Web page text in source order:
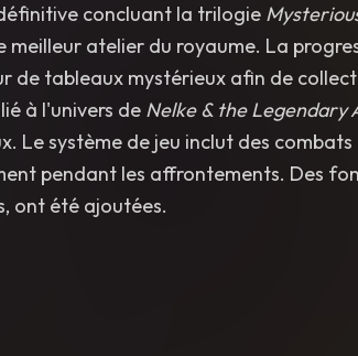
concluant la trilogie
meilleur atelier du royaume. La
de tableaux mystérieux afin de
à l'univers de Nelke & the Legendary
Le système de jeu inclut des
pendant les affrontements. Des
ont été ajoutées.